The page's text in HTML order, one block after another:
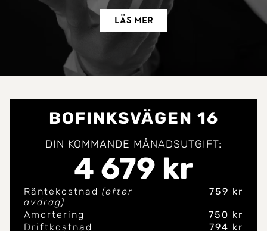
Läs mer